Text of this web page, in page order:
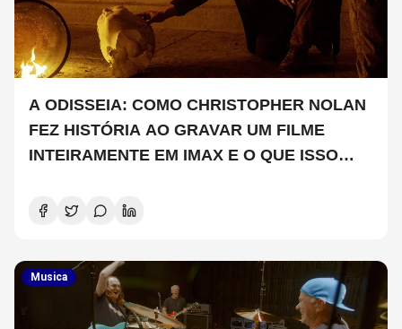
A ODISSEIA: COMO CHRISTOPHER NOLAN
FEZ HISTÓRIA AO GRAVAR UM FILME
INTEIRAMENTE EM IMAX E O QUE ISSO
Musica